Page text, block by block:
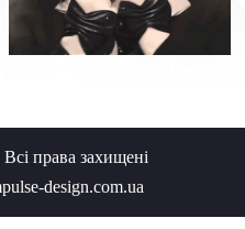
USA
& THEATER
права захищені
design.com.ua